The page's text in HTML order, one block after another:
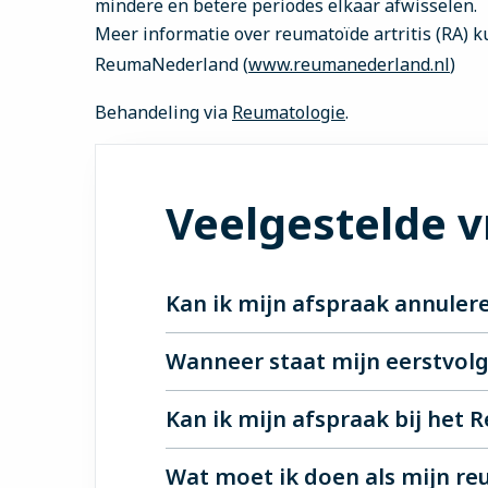
mindere en betere periodes elkaar afwisselen.
Meer informatie over reumatoïde artritis (RA)
ReumaNederland (www.reumanederland.nl)
Behandeling via Reumatologie.
Veelgestelde
Kan ik mijn afspraak
Ja, dat kan. We vragen je dan wel
specialist altijd noodzakelijk.
Je moet zelf een nieuwe afspraak
wij alsnog contact met je op voor het
Wanneer staat mijn
Als je MijnETZ gebruikt, kun je zelf je
Zodra een nieuwe afspraak is
Kan ik mijn afspraak bij het
Ja, dat kan. Doe dit op tijd, want vaak
Wat moet ik doen als mijn